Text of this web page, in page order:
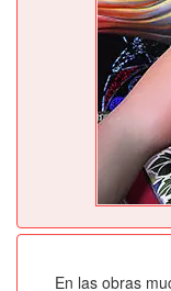
En las obras